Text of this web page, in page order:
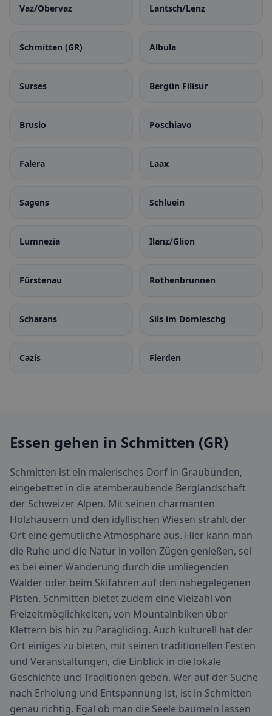
Vaz/Obervaz Lantsch/Lenz
Schmitten (GR) Albula
Surses Bergün Filisur
Brusio Poschiavo
Falera Laax
Sagens Schluein
Lumnezia Ilanz/Glion
Fürstenau Rothenbrunnen
Scharans Sils im Domleschg
Cazis Flerden
Essen gehen in Schmitten (GR)
Schmitten ist ein malerisches Dorf in Graubünden,
eingebettet in die atemberaubende Berglandschaft
der Schweizer Alpen. Mit seinen charmanten
Holzhäusern und den idyllischen Wiesen strahlt der
Ort eine gemütliche Atmosphäre aus. Hier kann man
die Ruhe und die Natur in vollen Zügen genießen, sei
es bei einer Wanderung durch die umliegenden
Wälder oder beim Skifahren auf den nahegelegenen
Pisten. Schmitten bietet zudem eine Vielzahl von
Freizeitmöglichkeiten, von Mountainbiken über
Klettern bis hin zu Paragliding. Auch kulturell hat der
Ort einiges zu bieten, mit seinen traditionellen Festen
und Veranstaltungen, die Einblick in die lokale
Geschichte und Traditionen geben. Wer auf der Suche
nach Erholung und Entspannung ist, ist in Schmitten
genau richtig. Egal ob man die Seele baumeln lassen